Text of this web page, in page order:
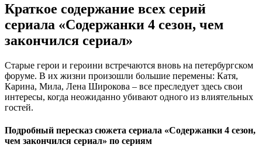
Краткое содержание всех серий
сериала «Содержанки 4 сезон, чем
закончился сериал»
Старые герои и героини встречаются вновь на петербургском
форуме. В их жизни произошли большие перемены: Катя,
Карина, Мила, Лена Широкова – все преследует здесь свои
интересы, когда неожиданно убивают одного из влиятельных
гостей.
Подробный пересказ сюжета сериала «Содержанки 4 сезон,
чем закончился сериал» по сериям